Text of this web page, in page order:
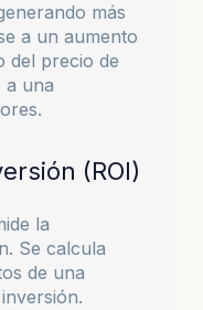
más
a un aumento
del precio de
a una
(ROI)
la
Se calcula
de una